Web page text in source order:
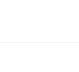
of Medical and